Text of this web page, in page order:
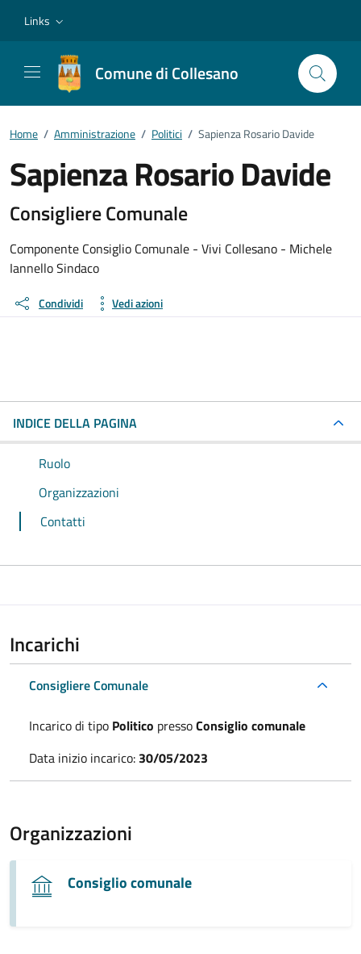
Links
Comune di Collesano
Home / Amministrazione / Politici / Sapienza Rosario Davide
Sapienza Rosario Davide
Dettagli della persona
Consigliere Comunale
Componente Consiglio Comunale - Vivi Collesano - Michele
Iannello Sindaco
Condividi Vedi azioni
INDICE DELLA PAGINA
Ruolo
Organizzazioni
Contatti
Incarichi
Consigliere Comunale
Incarico di tipo Politico pressoConsiglio comunale
Data inizio incarico: 30/05/2023
Organizzazioni
Consiglio comunale